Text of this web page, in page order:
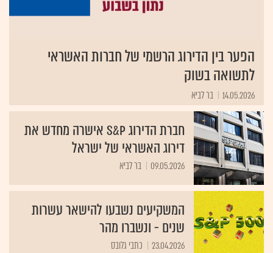
הפער בין הדירוג הרשמי של חברות האשראי
לתשואה בשוק
14.05.2026 בר לביא
חברת הדירוג S&P אישרה מחדש את
דירוג האשראי של ישראל
09.05.2026 בר לביא
המשקיעים נשבעו להישאר עשרות
שנים - ונשברו מהר
23.04.2026 כתבי גלובס